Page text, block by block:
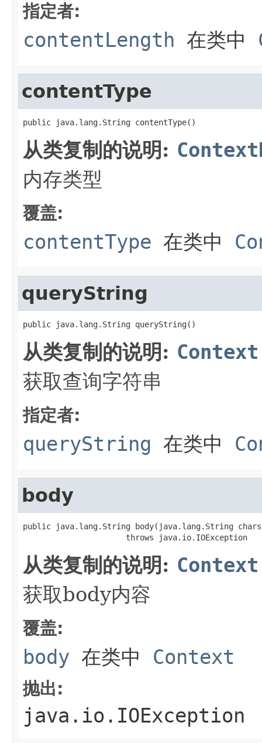
指定者:
contentLength 在类中
contentType
public java.lang.String contentType()
从类复制的说明:
内存类型
覆盖:
contentType 在类中
queryString
public java.lang.String queryString()
从类复制的说明: Context
获取查询字符串
指定者:
queryString 在类中
body
public java.lang.String body(java.lang.String
                      throws java.io.IOException
从类复制的说明: Context
获取body内容
覆盖:
body 在类中 Context
抛出:
java.io.IOException